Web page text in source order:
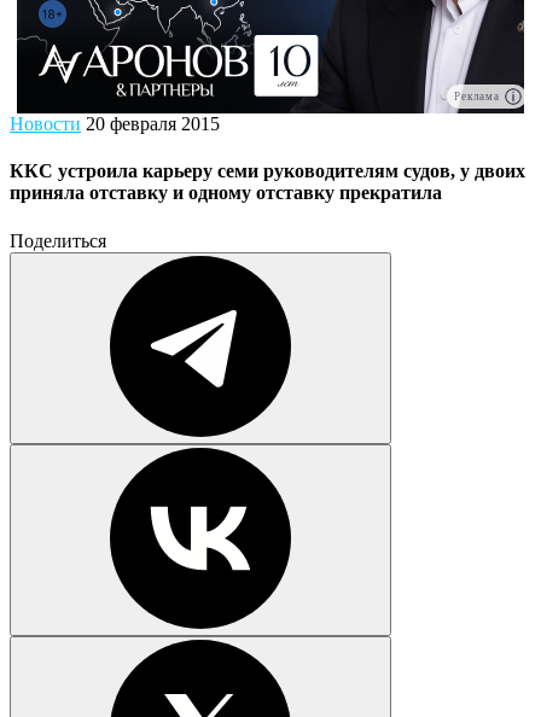
Реклама
Новости 20 февраля 2015
ККС устроила карьеру семи руководителям судов, у двоих
приняла отставку и одному отставку прекратила
Поделиться